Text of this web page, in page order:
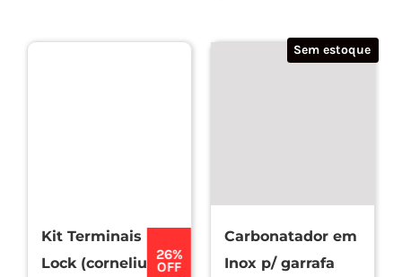
26%
OFF
Kit Terminais Ball
Lock (cornelius
Sem estoque
Carbonatador em
Inox p/ garrafa